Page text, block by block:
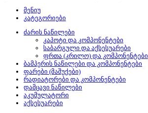
მენიუ
კატეგორიები
ძარის ნაწილები
კაპოტი და კომპონენტები
საბარგული და აქსესუარები
ფრთა (კრილო) და კომპონენტები
ბამპერის ნაწილები და კომპონენტები
ფარები (მაშუქები)
რადიატორები და კომპონენტები
დამცავი ნაწილები
აკუმულატორი
აქსესუარები